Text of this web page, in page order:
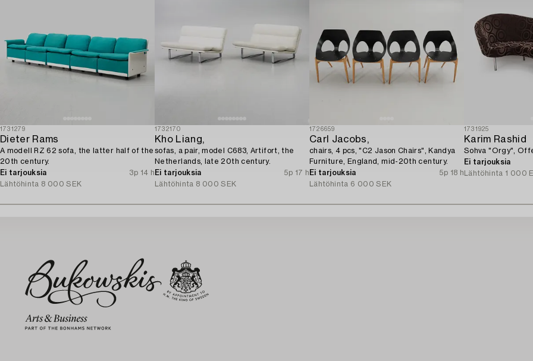
1731279
Dieter Rams
A modell RZ 62 sofa, the latter half of the
20th century.
Ei tarjouksia
3p 14 h
Lähtöhinta 8 000 SEK
1732170
Kho Liang,
sofas, a pair, model C683, Artifort, the
Netherlands, late 20th century.
Ei tarjouksia
5p 17 h
Lähtöhinta 8 000 SEK
1726659
Carl Jacobs,
chairs, 4 pcs, "C2 Jason Chairs", Kandya
Furniture, England, mid-20th century.
Ei tarjouksia
5p 18 h
Lähtöhinta 6 000 SEK
1731925
Karim Rashid
Sohva "Orgy",
Ei tarjouksia
Lähtöhinta 1 000